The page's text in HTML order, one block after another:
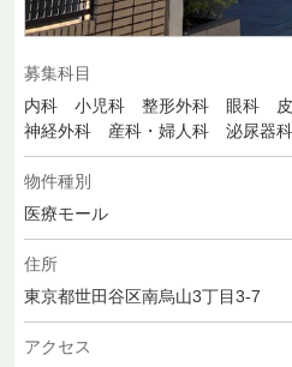
募集科目
内科 小児科 整形外科 眼科
神経外科 産科・婦人科 泌尿器
物件種別
医療モール
住所
東京都世田谷区南烏山3丁目3-7
アクセス